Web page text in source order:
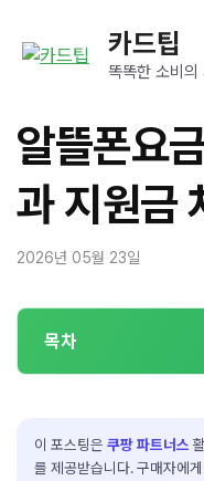
카드팁
똑똑한 소비의
알뜰폰요
과 지원금
2026년 05월 23일
목차
이 포스팅은 쿠팡 파트너스
를 제공받습니다. 구매자에